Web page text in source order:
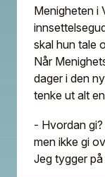
Menigheten i
skal hun tale
Når
dager i den
tenke ut alt
- Hvordan
men ikke gi
Jeg tygger